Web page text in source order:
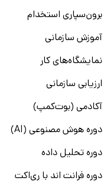
برون‌سپاری استخدام
آموزش سازمانی
نمایشگاه‌های کار
ارزیابی سازمانی
آکادمی (بوت‌کمپ)
دوره هوش مصنوعی (AI)
دوره تحلیل داده
دوره فرانت اند با ری‌اکت